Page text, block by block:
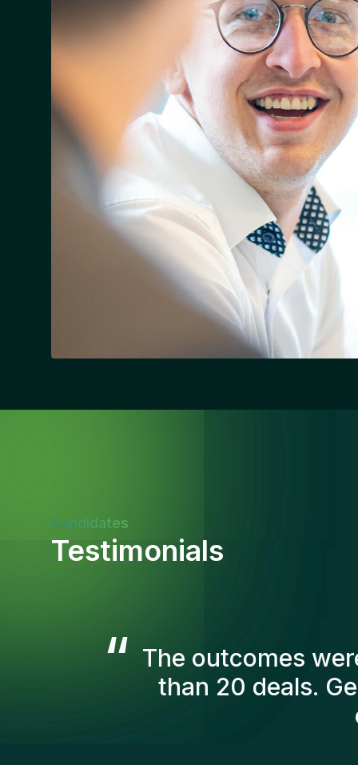
Candidates
Testimonials
“
The Gentis
account in order
we've recruited are